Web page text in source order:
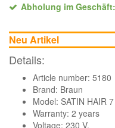
Abholung im
Neu Artikel
Details:
Article number: 5180
Brand: Braun
Model: SATIN HAIR
Warranty: 2 years
Voltage: 230 V.